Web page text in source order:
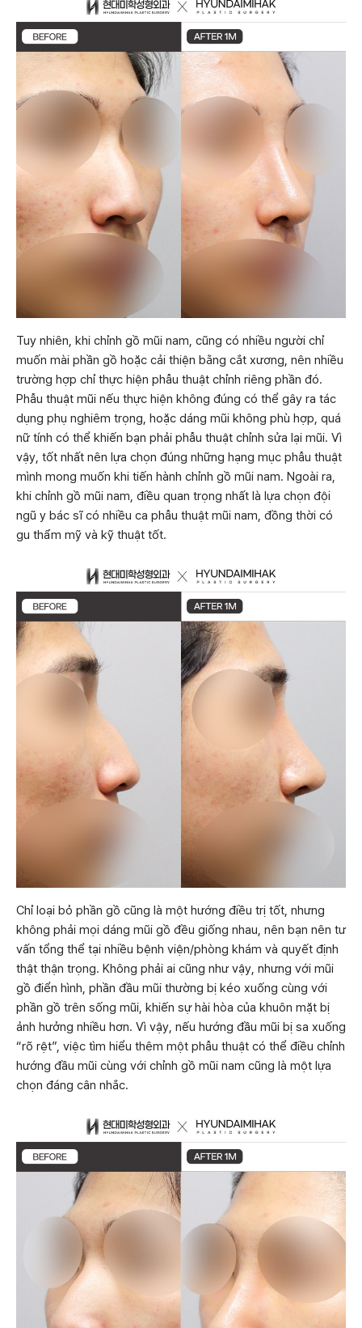
Tuy nhiên, khi chỉnh gồ mũi nam, cũng có nhiều người chỉ
muốn mài phần gồ hoặc cải thiện bằng cắt xương, nên nhiều
trường hợp chỉ thực hiện phẫu thuật chỉnh riêng phần đó.
Phẫu thuật mũi nếu thực hiện không đúng có thể gây ra tác
dụng phụ nghiêm trọng, hoặc dáng mũi không phù hợp, quá
nữ tính có thể khiến bạn phải phẫu thuật chỉnh sửa lại mũi. Vì
vậy, tốt nhất nên lựa chọn đúng những hạng mục phẫu thuật
mình mong muốn khi tiến hành chỉnh gồ mũi nam. Ngoài ra,
khi chỉnh gồ mũi nam, điều quan trọng nhất là lựa chọn đội
ngũ y bác sĩ có nhiều ca phẫu thuật mũi nam, đồng thời có
gu thẩm mỹ và kỹ thuật tốt.
Chỉ loại bỏ phần gồ cũng là một hướng điều trị tốt, nhưng
không phải mọi dáng mũi gồ đều giống nhau, nên bạn nên tư
vấn tổng thể tại nhiều bệnh viện/phòng khám và quyết định
thật thận trọng. Không phải ai cũng như vậy, nhưng với mũi
gồ điển hình, phần đầu mũi thường bị kéo xuống cùng với
phần gồ trên sống mũi, khiến sự hài hòa của khuôn mặt bị
ảnh hưởng nhiều hơn. Vì vậy, nếu hướng đầu mũi bị sa xuống
“rõ rệt”, việc tìm hiểu thêm một phẫu thuật có thể điều chỉnh
hướng đầu mũi cùng với chỉnh gồ mũi nam cũng là một lựa
chọn đáng cân nhắc.